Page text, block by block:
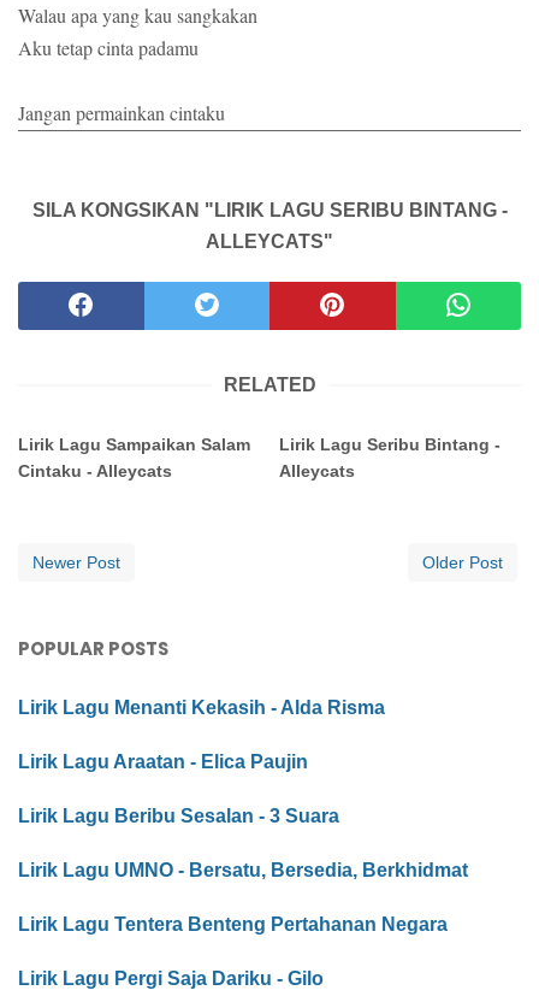
Walau apa yang kau sangkakan
Aku tetap cinta padamu
Jangan permainkan cintaku
SILA KONGSIKAN "LIRIK LAGU SERIBU BINTANG -
ALLEYCATS"
RELATED
Lirik Lagu Sampaikan Salam
Cintaku - Alleycats
Lirik Lagu Seribu Bintang -
Alleycats
Newer Post Older Post
POPULAR POSTS
Lirik Lagu Menanti Kekasih - Alda Risma
Lirik Lagu Araatan - Elica Paujin
Lirik Lagu Beribu Sesalan - 3 Suara
Lirik Lagu UMNO - Bersatu, Bersedia, Berkhidmat
Lirik Lagu Tentera Benteng Pertahanan Negara
Lirik Lagu Pergi Saja Dariku - Gilo